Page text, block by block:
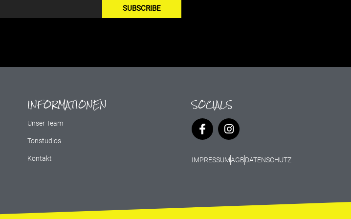
SUBSCRIBE
INFORMATIONEN
Unser Team
Tonstudios
Kontakt
SOCIALS
IMPRESSUMAGBDATENSCHUTZ